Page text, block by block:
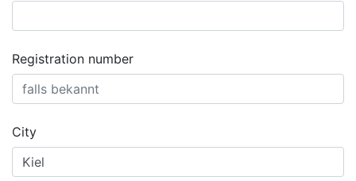
Registration number
City